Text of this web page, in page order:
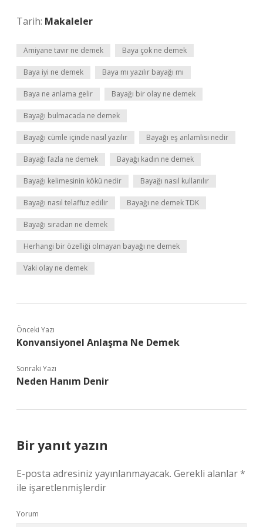
Tarih: Makaleler
Amiyane tavır ne demek Baya çok ne demek
Baya iyi ne demek Baya mı yazılır bayağı mı
Baya ne anlama gelir Bayağı bir olay ne demek
Bayağı bulmacada ne demek
Bayağı cümle içinde nasıl yazılır Bayağı eş anlamlısı nedir
Bayağı fazla ne demek Bayağı kadın ne demek
Bayağı kelimesinin kökü nedir Bayağı nasıl kullanılır
Bayağı nasıl telaffuz edilir Bayağı ne demek TDK
Bayağı sıradan ne demek
Herhangi bir özelliği olmayan bayağı ne demek
Vaki olay ne demek
Önceki Yazı
Konvansiyonel Anlaşma Ne Demek
Sonraki Yazı
Neden Hanım Denir
Bir yanıt yazın
E-posta adresiniz yayınlanmayacak. Gerekli alanlar*
ile işaretlenmişlerdir
Yorum